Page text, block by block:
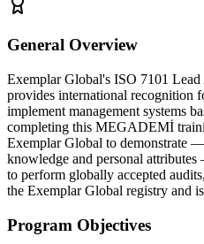
General Overview
Exemplar Global's ISO 7101
provides international recognition
implement management systems
completing this MEGADEMİ
Exemplar Global to demonstrate
knowledge and personal
to perform globally accepted
the Exemplar Global registry and
Program Objectives